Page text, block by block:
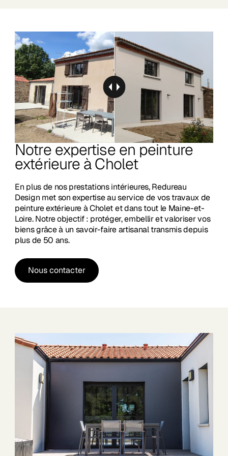
Notre expertise en peinture
extérieure à Cholet
En plus de nos prestations intérieures, Redureau
Design met son expertise au service de vos travaux de
peinture extérieure à Cholet et dans tout le Maine-et-
Loire. Notre objectif : protéger, embellir et valoriser vos
biens grâce à un savoir-faire artisanal transmis depuis
plus de 50 ans.
Nous contacter